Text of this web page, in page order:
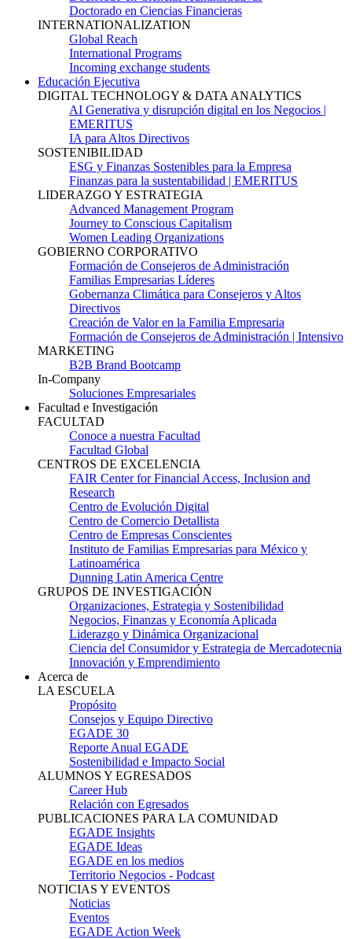
Doctorado en Ciencias Financieras
INTERNATIONALIZATION
Global Reach
International Programs
Incoming exchange students
Educación Ejecutiva
DIGITAL TECHNOLOGY & DATA ANALYTICS
AI Generativa y disrupción digital en los Negocios |
EMERITUS
IA para Altos Directivos
SOSTENIBILIDAD
ESG y Finanzas Sostenibles para la Empresa
Finanzas para la sustentabilidad | EMERITUS
LIDERAZGO Y ESTRATEGIA
Advanced Management Program
Journey to Conscious Capitalism
Women Leading Organizations
GOBIERNO CORPORATIVO
Formación de Consejeros de Administración
Familias Empresarias Líderes
Gobernanza Climática para Consejeros y Altos
Directivos
Creación de Valor en la Familia Empresaria
Formación de Consejeros de Administración | Intensivo
MARKETING
B2B Brand Bootcamp
In-Company
Soluciones Empresariales
Facultad e Investigación
FACULTAD
Conoce a nuestra Facultad
Facultad Global
CENTROS DE EXCELENCIA
FAIR Center for Financial Access, Inclusion and
Research
Centro de Evolución Digital
Centro de Comercio Detallista
Centro de Empresas Conscientes
Instituto de Familias Empresarias para México y
Latinoamérica
Dunning Latin America Centre
GRUPOS DE INVESTIGACIÓN
Organizaciones, Estrategia y Sostenibilidad
Negocios, Finanzas y Economía Aplicada
Liderazgo y Dinámica Organizacional
Ciencia del Consumidor y Estrategia de Mercadotecnia
Innovación y Emprendimiento
Acerca de
LA ESCUELA
Propósito
Consejos y Equipo Directivo
EGADE 30
Reporte Anual EGADE
Sostenibilidad e Impacto Social
ALUMNOS Y EGRESADOS
Career Hub
Relación con Egresados
PUBLICACIONES PARA LA COMUNIDAD
EGADE Insights
EGADE Ideas
EGADE en los medios
Territorio Negocios - Podcast
NOTICIAS Y EVENTOS
Noticias
Eventos
EGADE Action Week